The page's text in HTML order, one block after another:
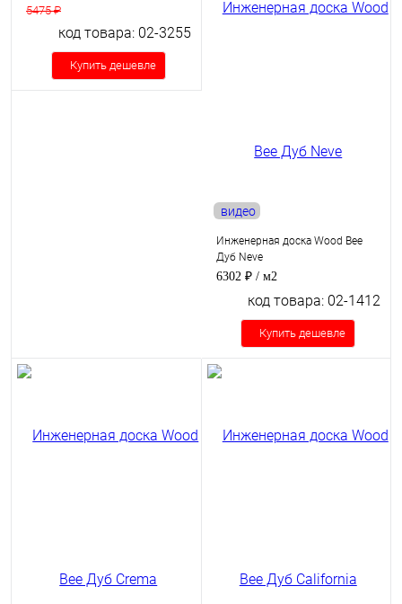
5475 ₽
код товара: 02-3255
Купить дешевле
видео
Инженерная доска Wood Bee
Дуб Neve
6302 ₽ / м2
код товара: 02-1412
Купить дешевле